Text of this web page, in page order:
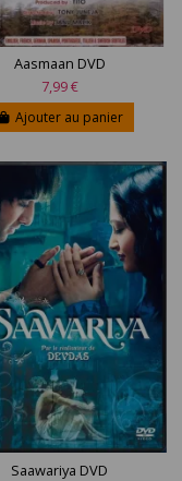
Aasmaan DVD
7,99 €
Ajouter au panier
Saawariya DVD